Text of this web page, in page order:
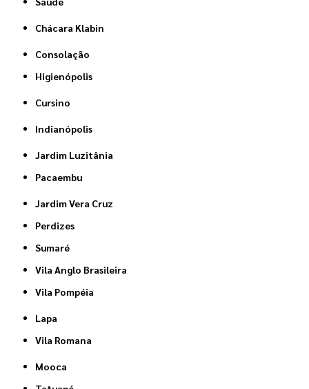
Chácara Klabin
Consolação
Higienópolis
Cursino
Indianópolis
Jardim Luzitânia
Pacaembu
Jardim Vera Cruz
Perdizes
Sumaré
Vila Anglo Brasileira
Vila Pompéia
Lapa
Vila Romana
Mooca